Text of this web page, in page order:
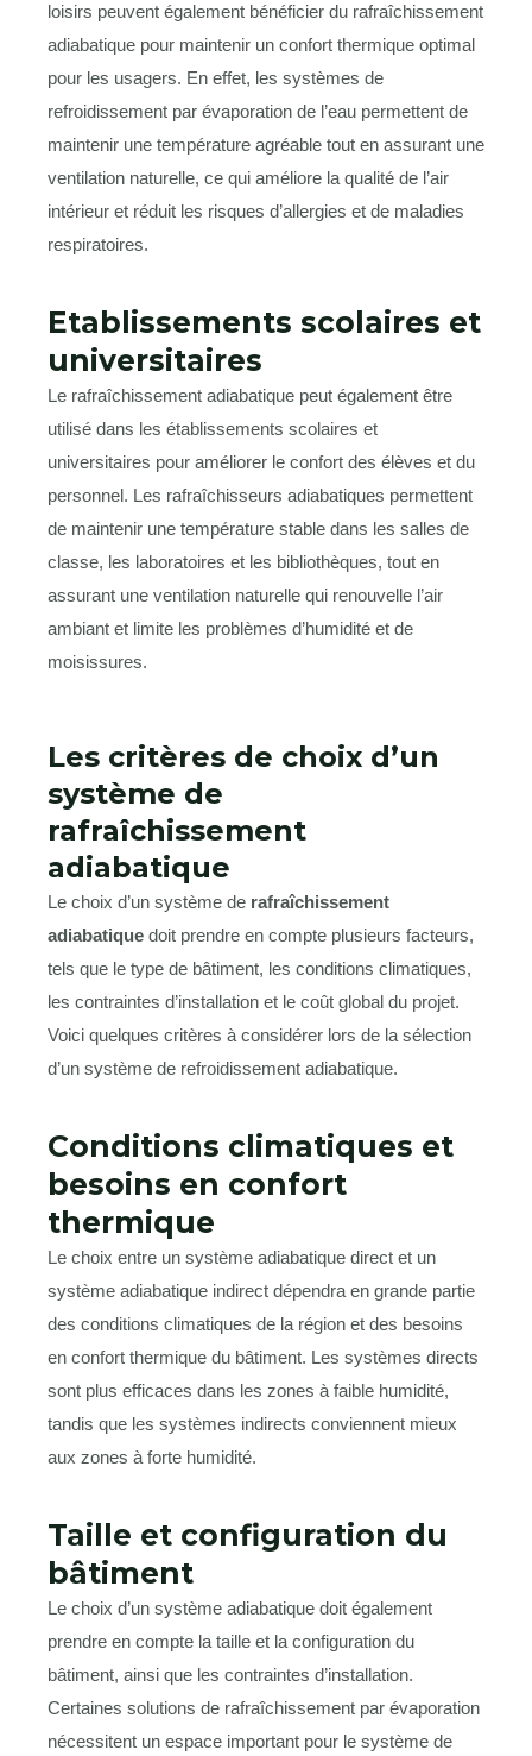
loisirs peuvent également bénéficier du rafraîchissement
adiabatique pour maintenir un confort thermique optimal
pour les usagers. En effet, les systèmes de
refroidissement par évaporation de l’eau permettent de
maintenir une température agréable tout en assurant une
ventilation naturelle, ce qui améliore la qualité de l’air
intérieur et réduit les risques d’allergies et de maladies
respiratoires.
Etablissements scolaires et
universitaires
Le rafraîchissement adiabatique peut également être
utilisé dans les établissements scolaires et
universitaires pour améliorer le confort des élèves et du
personnel. Les rafraîchisseurs adiabatiques permettent
de maintenir une température stable dans les salles de
classe, les laboratoires et les bibliothèques, tout en
assurant une ventilation naturelle qui renouvelle l’air
ambiant et limite les problèmes d’humidité et de
moisissures.
Les critères de choix d’un
système de
rafraîchissement
adiabatique
Le choix d’un système de rafraîchissement
adiabatique doit prendre en compte plusieurs facteurs,
tels que le type de bâtiment, les conditions climatiques,
les contraintes d’installation et le coût global du projet.
Voici quelques critères à considérer lors de la sélection
d’un système de refroidissement adiabatique.
Conditions climatiques et
besoins en confort
thermique
Le choix entre un système adiabatique direct et un
système adiabatique indirect dépendra en grande partie
des conditions climatiques de la région et des besoins
en confort thermique du bâtiment. Les systèmes directs
sont plus efficaces dans les zones à faible humidité,
tandis que les systèmes indirects conviennent mieux
aux zones à forte humidité.
Taille et configuration du
bâtiment
Le choix d’un système adiabatique doit également
prendre en compte la taille et la configuration du
bâtiment, ainsi que les contraintes d’installation.
Certaines solutions de rafraîchissement par évaporation
nécessitent un espace important pour le système de